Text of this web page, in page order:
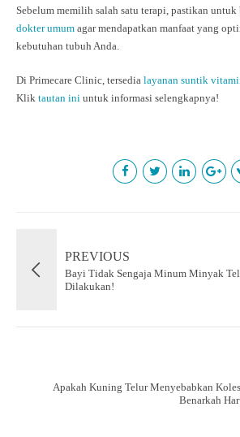
Sebelum memilih salah satu terapi, pastikan
dokter umum agar mendapatkan manfaat yang
kebutuhan tubuh Anda.
Di Primecare Clinic, tersedia layanan suntik
Klik tautan ini untuk informasi selengkapnya!
PREVIOUS
Bayi Tidak Sengaja Minum Minyak
Dilakukan!
Apakah Kuning Telur Menyebabkan
Benarkah